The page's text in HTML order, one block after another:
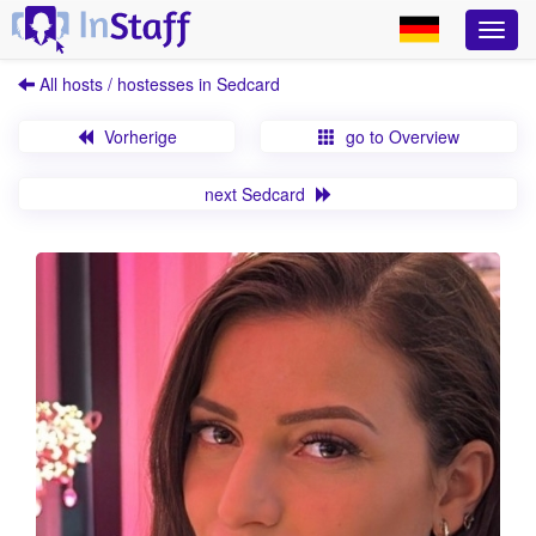
All hosts / hostesses in Sedcard
Vorherige go to Overview
next Sedcard